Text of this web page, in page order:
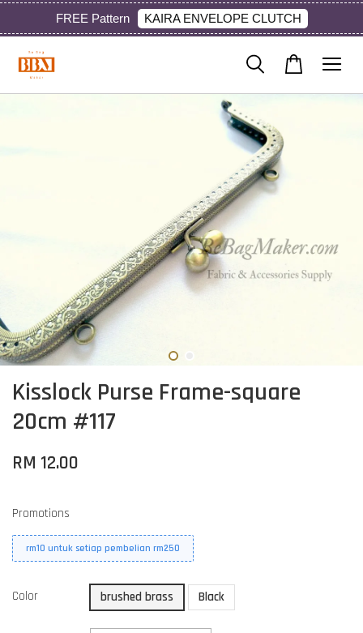
FREE Pattern KAIRA ENVELOPE CLUTCH
Kisslock Purse Frame-square
20cm #117
RM 12.00
Promotions
rm10 untuk setiap pembelian rm250
Color brushed brass Black